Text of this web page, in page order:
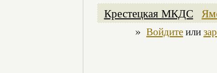
Крестецкая МКДС
» Войдитеили